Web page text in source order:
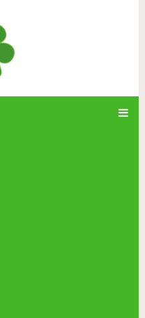
случаев, когда
возрасте